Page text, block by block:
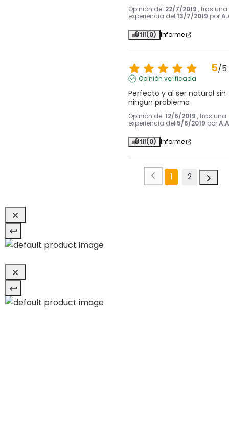
Opinión del 22/7/2019 , tras una
experiencia del 13/7/2019 por
Útil(0) Informe
5/5
Opinión verificada
Perfecto y al ser natural sin
ningun problema
Opinión del 12/6/2019 , tras una
experiencia del 5/6/2019 por
Útil(0) Informe
1 2